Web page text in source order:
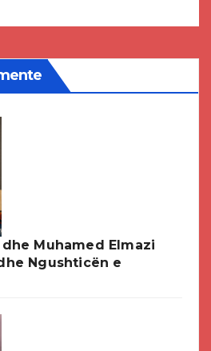
dhe Muhamed Elmazi
Ngushticën e